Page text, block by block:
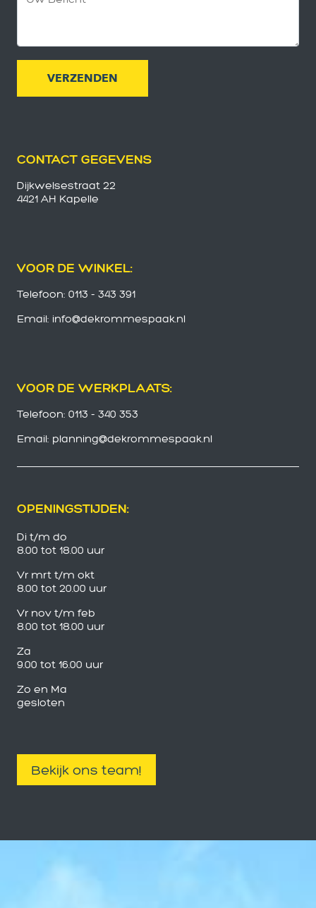
CONTACT GEGEVENS
Dijkwelsestraat 22
4421 AH Kapelle
VOOR DE WINKEL:
Telefoon: 0113 - 343 391
Email: info@dekrommespaak.nl
VOOR DE WERKPLAATS:
Telefoon: 0113 - 340 353
Email: planning@dekrommespaak.nl
OPENINGSTIJDEN:
Di t/m do
8.00 tot 18.00 uur
Vr mrt t/m okt
8.00 tot 20.00 uur
Vr nov t/m feb
8.00 tot 18.00 uur
Za
9.00 tot 16.00 uur
Zo en Ma
gesloten
Bekijk ons team!